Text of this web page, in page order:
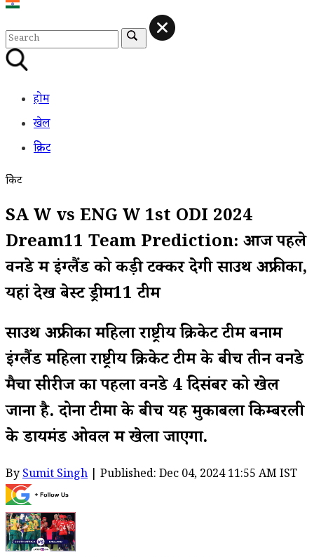
होम
खेल
क्रिकेट
क्रिकेट
SA W vs ENG W 1st ODI 2024
Dream11 Team Prediction: आज पहले
वनडे में इंग्लैंड को कड़ी टक्कर देगी साउथ अफ्रीका,
यहां देखें बेस्ट ड्रीम11 टीम
साउथ अफ्रीका महिला राष्ट्रीय क्रिकेट टीम बनाम
इंग्लैंड महिला राष्ट्रीय क्रिकेट टीम के बीच तीन वनडे
मैचों सीरीज का पहला वनडे 4 दिसंबर को खेल
जाना है. दोनों टीमों के बीच यह मुकाबला किम्बरली
के डायमंड ओवल में खेला जाएगा.
BySumit Singh | Published: Dec 04, 2024 11:55 AM IST